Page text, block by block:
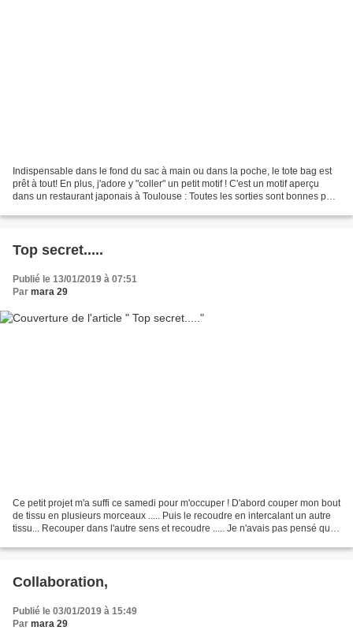
Indispensable dans le fond du sac à main ou dans la poche, le tote bag est
prêt à tout! En plus, j'adore y "coller" un petit motif ! C'est un motif aperçu
dans un restaurant japonais à Toulouse : Toutes les sorties sont bonnes pour
Top secret.....
Publié le 13/01/2019 à 07:51
Par mara 29
Ce petit projet m'a suffi ce samedi pour m'occuper ! D'abord couper mon bout
de tissu en plusieurs morceaux ..... Puis le recoudre en intercalant un autre
tissu... Recouper dans l'autre sens et recoudre ..... Je n'avais pas pensé que
Collaboration,
Publié le 03/01/2019 à 15:49
Par mara 29